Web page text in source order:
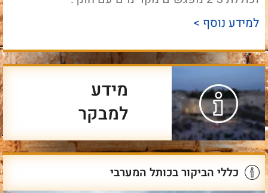
למידע נוסף >
מידע
למבקר
כללי הביקור בכותל המערבי